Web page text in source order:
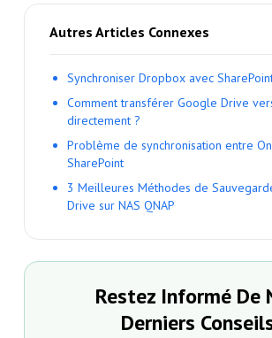
Autres Articles Connexes
Synchroniser Dropbox avec
Comment transférer Google Drive
directement ?
Problème de synchronisation entre
SharePoint
3 Meilleures Méthodes de
Drive sur NAS QNAP
Restez Informé De
Derniers